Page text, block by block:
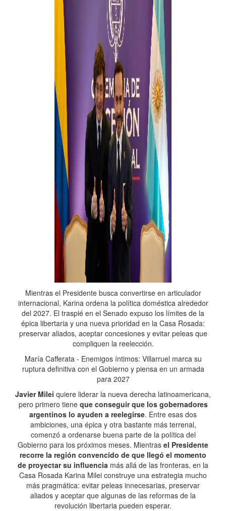
Mientras el Presidente busca convertirse en articulador
internacional, Karina ordena la política doméstica alrededor
del 2027. El traspié en el Senado expuso los límites de la
épica libertaria y una nueva prioridad en la Casa Rosada:
preservar aliados, aceptar concesiones y evitar peleas que
compliquen la reelección.
María Cafferata - Enemigos íntimos: Villarruel marca su
ruptura definitiva con el Gobierno y piensa en un armada
para 2027
Javier Milei quiere liderar la nueva derecha latinoamericana,
pero primero tiene que conseguir que los gobernadores
argentinos lo ayuden a reelegirse. Entre esas dos
ambiciones, una épica y otra bastante más terrenal,
comenzó a ordenarse buena parte de la política del
Gobierno para los próximos meses. Mientras el Presidente
recorre la región convencido de que llegó el momento
de proyectar su influencia más allá de las fronteras, en la
Casa Rosada Karina Milei construye una estrategia mucho
más pragmática: evitar peleas innecesarias, preservar
aliados y aceptar que algunas de las reformas de la
revolución libertaria pueden esperar.